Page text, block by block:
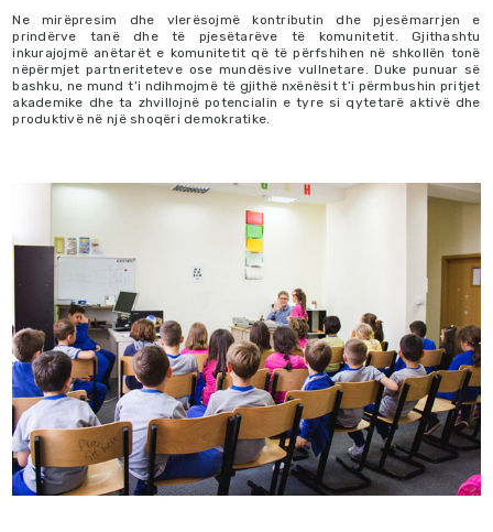
Ne mirëpresim dhe vlerësojmë kontributin dhe pjesëmarrjen e
prindërve tanë dhe të pjesëtarëve të komunitetit. Gjithashtu
inkurajojmë anëtarët e komunitetit që të përfshihen në shkollën tonë
nëpërmjet partneriteteve ose mundësive vullnetare. Duke punuar së
bashku, ne mund t’i ndihmojmë të gjithë nxënësit t’i përmbushin pritjet
akademike dhe ta zhvillojnë potencialin e tyre si qytetarë aktivë dhe
produktivë në një shoqëri demokratike.